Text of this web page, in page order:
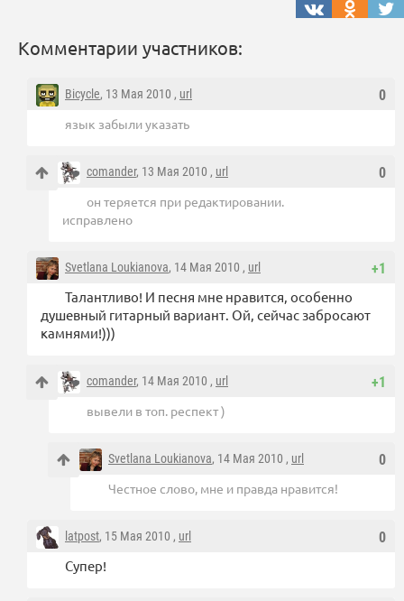
Комментарии участников:
0
Bicycle, 13 Мая 2010 , url
язык забыли указать
0
comander, 13 Мая 2010 , url
он теряется при редактировании.
исправлено
+1
Svetlana Loukianova, 14 Мая 2010 , url
Талантливо! И песня мне нравится, особенно
душевный гитарный вариант. Ой, сейчас забросают
камнями!)))
+1
comander, 14 Мая 2010 , url
вывели в топ. респект )
0
Svetlana Loukianova, 14 Мая 2010 , url
Честное слово, мне и правда нравится!
0
latpost, 15 Мая 2010 , url
Супер!